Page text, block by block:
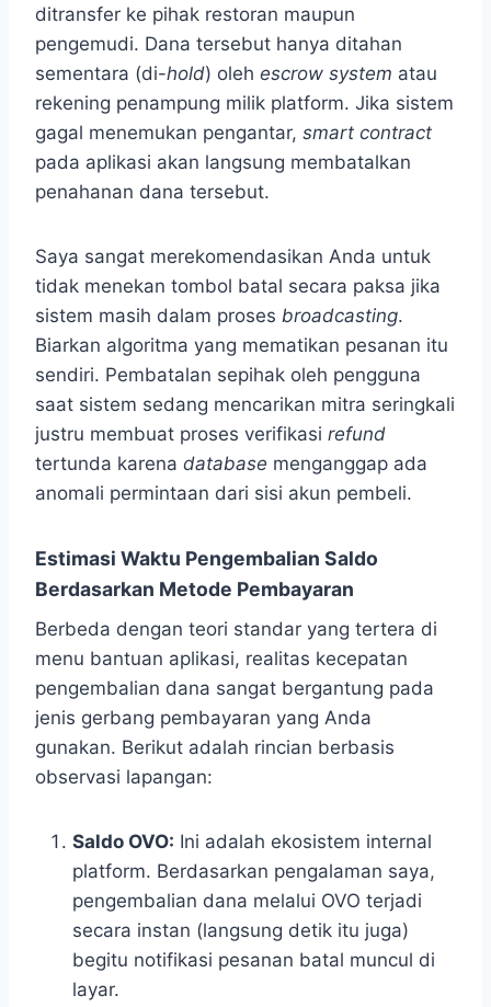
ditransfer ke pihak restoran maupun
pengemudi. Dana tersebut hanya ditahan
sementara (di-hold) oleh escrow system atau
rekening penampung milik platform. Jika sistem
gagal menemukan pengantar, smart contract
pada aplikasi akan langsung membatalkan
penahanan dana tersebut.
Saya sangat merekomendasikan Anda untuk
tidak menekan tombol batal secara paksa jika
sistem masih dalam proses broadcasting.
Biarkan algoritma yang mematikan pesanan itu
sendiri. Pembatalan sepihak oleh pengguna
saat sistem sedang mencarikan mitra seringkali
justru membuat proses verifikasi refund
tertunda karena database menganggap ada
anomali permintaan dari sisi akun pembeli.
Estimasi Waktu Pengembalian Saldo
Berdasarkan Metode Pembayaran
Berbeda dengan teori standar yang tertera di
menu bantuan aplikasi, realitas kecepatan
pengembalian dana sangat bergantung pada
jenis gerbang pembayaran yang Anda
gunakan. Berikut adalah rincian berbasis
observasi lapangan:
Saldo OVO: Ini adalah ekosistem internal
platform. Berdasarkan pengalaman saya,
pengembalian dana melalui OVO terjadi
secara instan (langsung detik itu juga)
begitu notifikasi pesanan batal muncul di
layar.